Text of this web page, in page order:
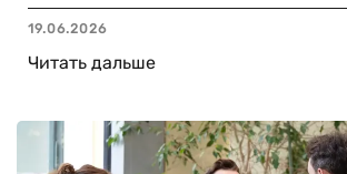
19.06.2026
Читать дальше